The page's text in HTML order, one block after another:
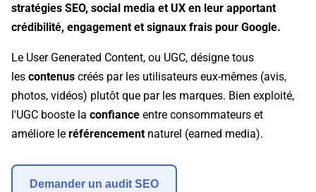
stratégies SEO, social media et UX en leur apportant
crédibilité, engagement et signaux frais pour Google.
Le User Generated Content, ou UGC, désigne tous
les contenus créés par les utilisateurs eux-mêmes (avis,
photos, vidéos) plutôt que par les marques. Bien exploité,
l'UGC booste la confiance entre consommateurs et
améliore le référencementnaturel (earned media).
Demander un audit SEO